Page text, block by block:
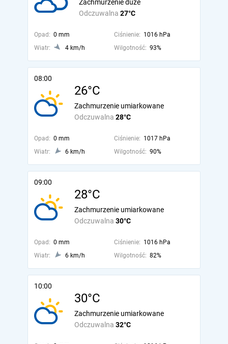
Odczuwalna 27°C
Zachmurzenie duże
Opad: 0 mm Ciśnienie: 1016 hPa
Wiatr:
4 km/h Wilgotność: 93%
08:00
26°C
Odczuwalna 28°C
Zachmurzenie umiarkowane
Opad: 0 mm Ciśnienie: 1017 hPa
Wiatr:
6 km/h Wilgotność: 90%
09:00
28°C
Odczuwalna 30°C
Zachmurzenie umiarkowane
Opad: 0 mm Ciśnienie: 1016 hPa
Wiatr:
6 km/h Wilgotność: 82%
10:00
30°C
Odczuwalna 32°C
Zachmurzenie umiarkowane